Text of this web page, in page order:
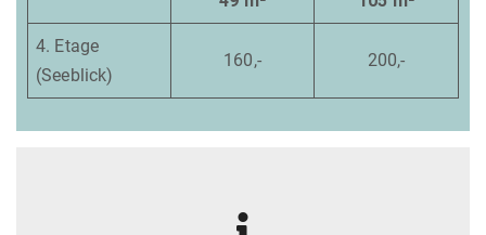
4. Etage
(Seeblick)
160,- 200,-